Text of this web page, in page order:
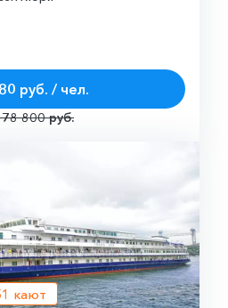
руб. / чел.
800 руб.
кают